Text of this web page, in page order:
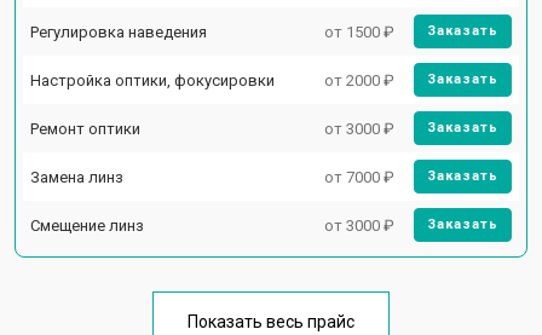
Регулировка наведения от 1500 ₽ Заказать
Настройка оптики, фокусировки от 2000 ₽ Заказать
Ремонт оптики от 3000 ₽ Заказать
Замена линз от 7000 ₽ Заказать
Смещение линз от 3000 ₽ Заказать
Показать весь прайс